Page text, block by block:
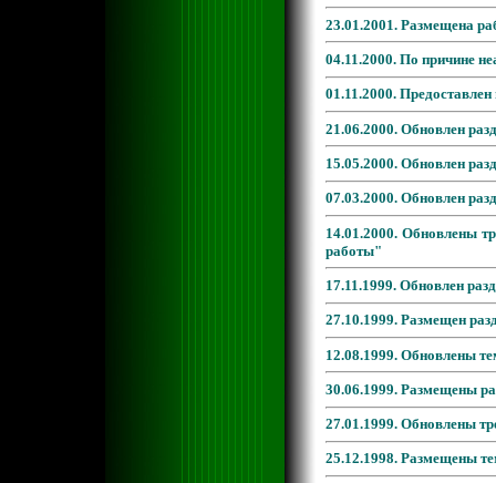
23.01.2001. Размещена
04.11.2000. По причине
01.11.2000. Предоставлен
21.06.2000. Обновлен
15.05.2000. Обновлен
07.03.2000. Обновлен
14.01.2000. Обновлены
работы"
17.11.1999. Обновлен
27.10.1999. Размещен
12.08.1999. Обновлены
30.06.1999. Размещены
27.01.1999. Обновлены
25.12.1998. Размещены